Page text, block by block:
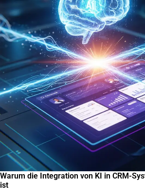
Warum die Integration von KI in CRM-
ist